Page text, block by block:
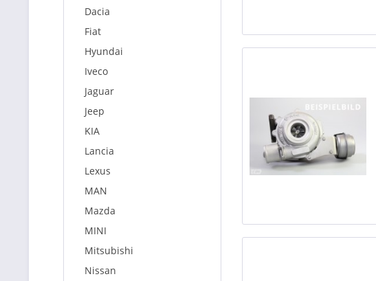
Dacia
Fiat
Hyundai
Iveco
Jaguar
Jeep
KIA
Lancia
Lexus
MAN
Mazda
MINI
Mitsubishi
Nissan